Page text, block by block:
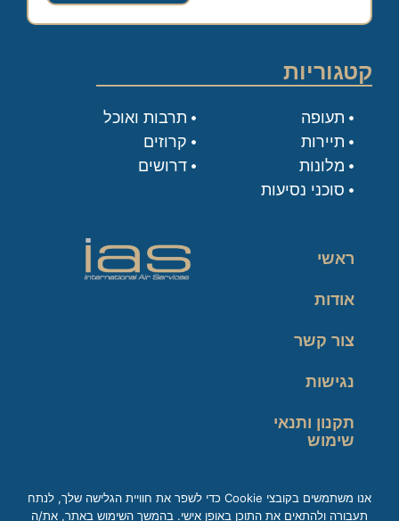
קטגוריות
תעופה
תיירות
מלונות
סוכני נסיעות
תרבות ואוכל
קרוזים
דרושים
ראשי
אודות
צור קשר
נגישות
תקנון ותנאי
שימוש
אנו משתמשים בקובצי Cookie כדי לשפר את חוויית הגלישה שלך, לנתח
תעבורה ולהתאים את התוכן באופן אישי. בהמשך השימוש באתר, את/ה